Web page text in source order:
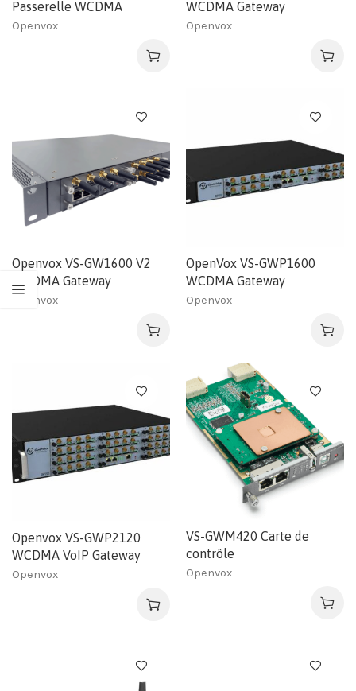
Passerelle WCDMA
Openvox
WCDMA Gateway
Openvox
Openvox VS-GW1600 V2
WCDMA Gateway
Openvox
OpenVox VS-GWP1600
WCDMA Gateway
Openvox
Openvox VS-GWP2120
WCDMA VoIP Gateway
Openvox
VS-GWM420 Carte de
contrôle
Openvox